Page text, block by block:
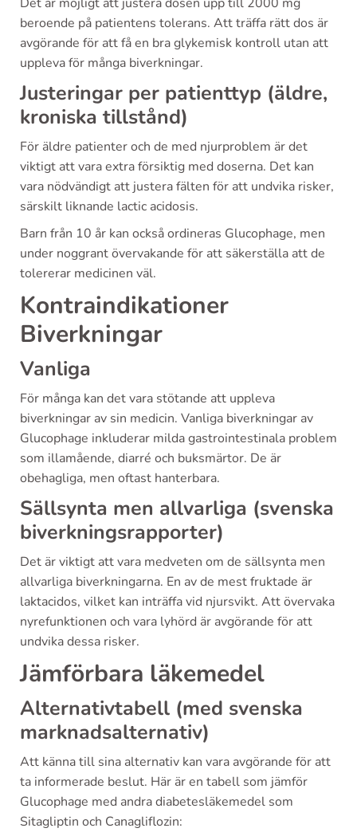
beroende på patientens tolerans. Att träffa rätt dos är
avgörande för att få en bra glykemisk kontroll utan att
uppleva för många biverkningar.
Justeringar per patienttyp (äldre,
kroniska tillstånd)
För äldre patienter och de med njurproblem är det
viktigt att vara extra försiktig med doserna. Det kan
vara nödvändigt att justera fälten för att undvika risker,
särskilt liknande lactic acidosis.
Barn från 10 år kan också ordineras Glucophage, men
under noggrant övervakande för att säkerställa att de
tolererar medicinen väl.
Kontraindikationer
Biverkningar
Vanliga
För många kan det vara stötande att uppleva
biverkningar av sin medicin. Vanliga biverkningar av
Glucophage inkluderar milda gastrointestinala problem
som illamående, diarré och buksmärtor. De är
obehagliga, men oftast hanterbara.
Sällsynta men allvarliga (svenska
biverkningsrapporter)
Det är viktigt att vara medveten om de sällsynta men
allvarliga biverkningarna. En av de mest fruktade är
laktacidos, vilket kan inträffa vid njursvikt. Att övervaka
nyrefunktionen och vara lyhörd är avgörande för att
undvika dessa risker.
Jämförbara läkemedel
Alternativtabell (med svenska
marknadsalternativ)
Att känna till sina alternativ kan vara avgörande för att
ta informerade beslut. Här är en tabell som jämför
Glucophage med andra diabetesläkemedel som
Sitagliptin och Canagliflozin: